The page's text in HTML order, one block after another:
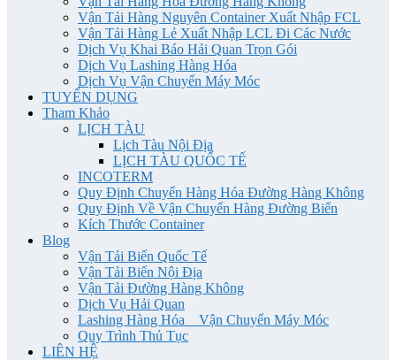
Vận Tải Hàng Nguyên Container Xuất Nhập FCL
Vận Tải Hàng Lẻ Xuất Nhập LCL Đi Các Nước
Dịch Vụ Khai Báo Hải Quan Trọn Gói
Dịch Vụ Lashing Hàng Hóa
Dịch Vụ Vận Chuyển Máy Móc
TUYỂN DỤNG
Tham Khảo
LỊCH TÀU
Lịch Tàu Nội Địa
LỊCH TÀU QUỐC TẾ
INCOTERM
Quy Định Chuyển Hàng Hóa Đường Hàng Không
Quy Định Về Vận Chuyển Hàng Đường Biển
Kích Thước Container
Blog
Vận Tải Biển Quốc Tế
Vận Tải Biển Nội Địa
Vận Tải Đường Hàng Không
Dịch Vụ Hải Quan
Lashing Hàng Hóa _ Vận Chuyển Máy Móc
Quy Trình Thủ Tục
LIÊN HỆ